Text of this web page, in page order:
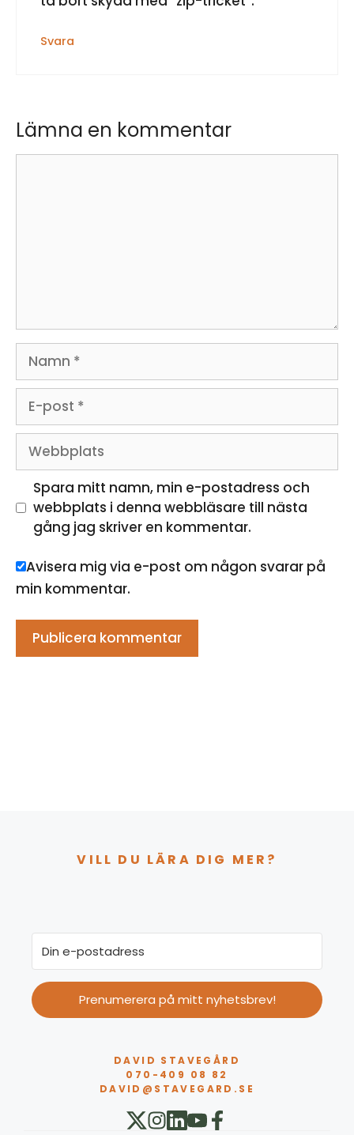
Svara
Lämna en kommentar
post
Webbplats
Spara mitt namn, min e-postadress och
webbplats i denna webbläsare till nästa
gång jag skriver en kommentar.
Avisera mig via e-post om någon svarar på
min kommentar.
VILL DU LÄRA DIG MER?
Prenumerera på mitt nyhetsbrev!
DAVID STAVEGÅRD
070-409 08 82
DAVID@STAVEGARD.SE